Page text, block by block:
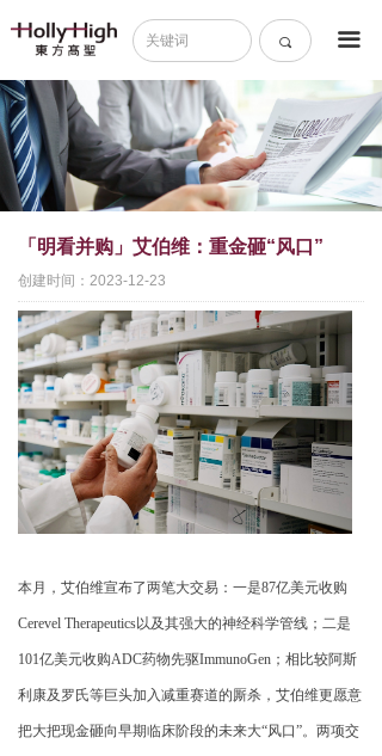
끠 끀
首页
关于我们
成功案例
核心业务
新闻中心
《交易59条》
加入我们
联系我们
本月，艾伯维宣布了两笔大交易：一是87亿美元收购
Cerevel Therapeutics以及其强大的神经科学管线；二是
101亿美元收购ADC药物先驱ImmunoGen ；相比较阿斯
利康及罗氏等巨头加入减重赛道的厮杀，艾伯维更愿意
把大把现金砸向早期临床阶段的未来大“风口”。两项交
「明看并购」艾伯维：重金砸“风口”
创建时间： 2023-12-23